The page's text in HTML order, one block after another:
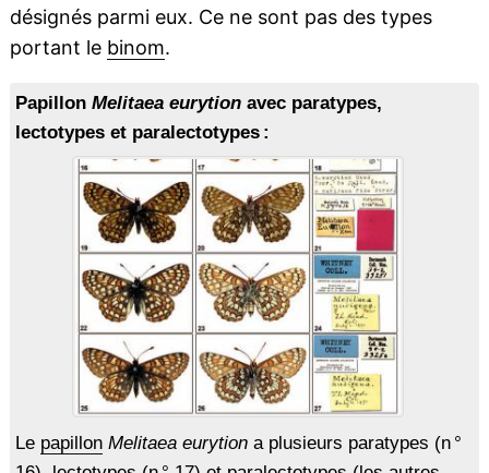
désignés parmi eux. Ce ne sont pas des types
portant le binom.
Papillon Melitaea eurytionavec paratypes,
lectotypes et paralectotypes :
Le papillon Melitaea eurytiona plusieurs paratypes (n °